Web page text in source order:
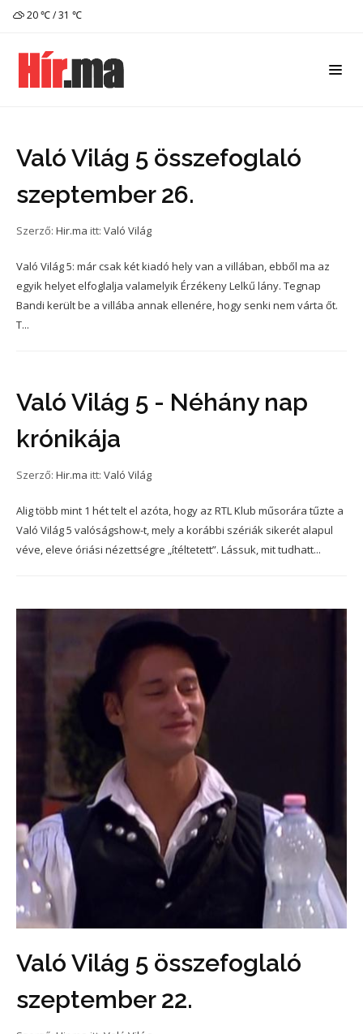
20 ℃ / 31 ℃
Való Világ 5 összefoglaló
szeptember 26.
Szerző: Hir.ma itt: Való Világ
Való Világ 5: már csak két kiadó hely van a villában, ebből ma az
egyik helyet elfoglalja valamelyik Érzékeny Lelkű lány. Tegnap
Bandi került be a villába annak ellenére, hogy senki nem várta őt.
T...
Való Világ 5 - Néhány nap
krónikája
Szerző: Hir.ma itt: Való Világ
Alig több mint 1 hét telt el azóta, hogy az RTL Klub műsorára tűzte a
Való Világ 5 valóságshow-t, mely a korábbi szériák sikerét alapul
véve, eleve óriási nézettségre „ítéltetett”. Lássuk, mit tudhatt...
Való Világ 5 összefoglaló
szeptember 22.